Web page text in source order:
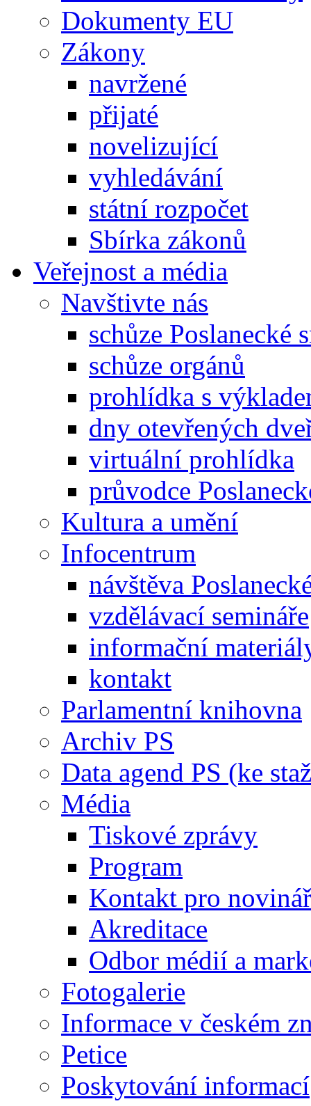
Dokumenty EU
Zákony
navržené
přijaté
novelizující
vyhledávání
státní rozpočet
Sbírka zákonů
Veřejnost a média
Navštivte nás
schůze Poslanecké
schůze orgánů
prohlídka s
dny otevřených
virtuální prohlídka
průvodce
Kultura a umění
Infocentrum
návštěva
vzdělávací semináře
informační
kontakt
Parlamentní knihovna
Archiv PS
Data agend PS (ke
Média
Tiskové zprávy
Program
Kontakt pro
Akreditace
Odbor médií a
Fotogalerie
Informace v českém
Petice
Poskytování informací